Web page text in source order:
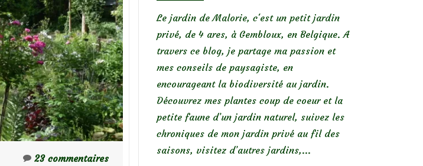
23 commentaires
Le jardin de Malorie, c'est un petit jardin
privé, de 4 ares, à Gembloux, en Belgique. A
travers ce blog, je partage ma passion et
mes conseils de paysagiste, en
encourageant la biodiversité au jardin.
Découvrez mes plantes coup de coeur et la
petite faune d’un jardin naturel, suivez les
chroniques de mon jardin privé au fil des
saisons, visitez d’autres jardins,...